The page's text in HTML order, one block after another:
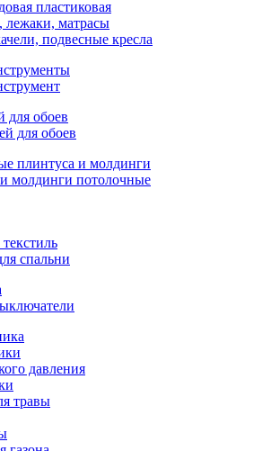
пластиковая
лежаки, матрасы
подвесные кресла
для обоев
для обоев
плинтуса и молдинги
молдинги потолочные
спальни
давления
травы